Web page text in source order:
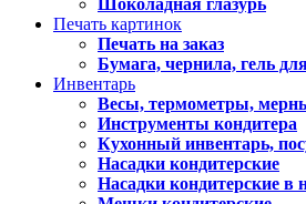
Шоколадная глазурь
Печать картинок
Печать на заказ
Бумага, чернила, гель
Инвентарь
Весы, термометры,
Инструменты кондитера
Кухонный инвентарь,
Насадки кондитерские
Насадки кондитерские в